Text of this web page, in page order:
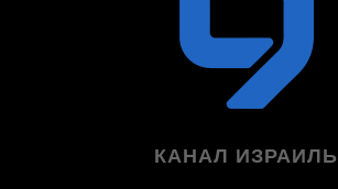
КАНАЛ ИЗРАИЛЬ